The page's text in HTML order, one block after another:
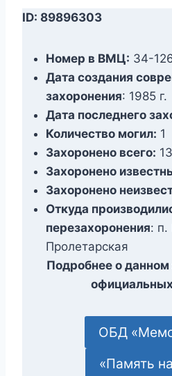
ID: 89896303
Номер в ВМЦ: 34-
Дата создания
захоронения: 1985 г.
Дата последнего
Количество могил: 1
Захоронено всего:
Захоронено
Захоронено
Откуда
перезахоронения: п.
Пролетарская
Подробнее о данном
ОБД
«Память